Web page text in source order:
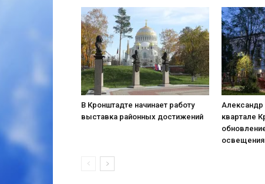
В Кронштадте начинает работу
выставка районных достижений
квартале
освещения